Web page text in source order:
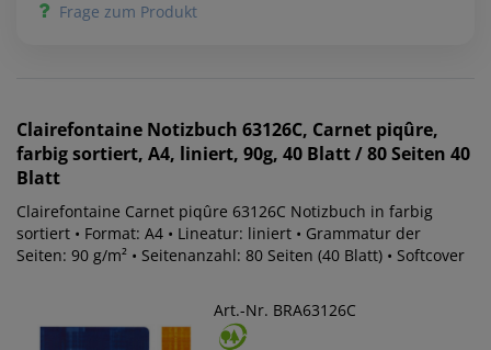
Frage zum Produkt
Clairefontaine Notizbuch 63126C, Carnet piqûre,
farbig sortiert, A4, liniert, 90g, 40 Blatt / 80 Seiten 40
Blatt
Clairefontaine Carnet piqûre 63126C Notizbuch in farbig
sortiert • Format: A4 • Lineatur: liniert • Grammatur der
Seiten: 90 g/m² • Seitenanzahl: 80 Seiten (40 Blatt) • Softcover
Art.-Nr. BRA63126C